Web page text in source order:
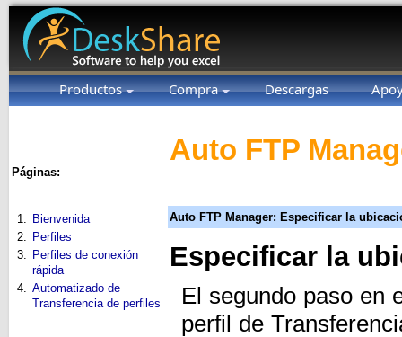
Productos Compra Descargas
Páginas:
1.
Bienvenida
2.
Perfiles
3.
Perfiles de conexión
rápida
4.
Automatizado de
Transferencia de perfiles
Auto FTP
Auto FTP Manager: Especificar la
Especificar la
El segundo paso
perfil de